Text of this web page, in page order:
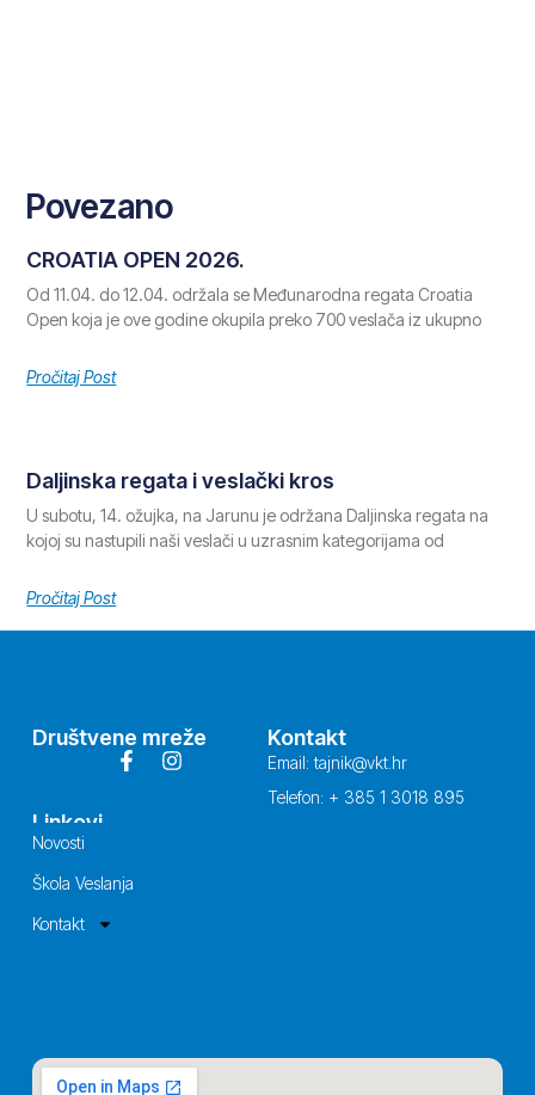
Povezano
CROATIA OPEN 2026.
Od 11.04. do 12.04. održala se Međunarodna regata Croatia
Open koja je ove godine okupila preko 700 veslača iz ukupno
Pročitaj Post
Daljinska regata i veslački kros
U subotu, 14. ožujka, na Jarunu je održana Daljinska regata na
kojoj su nastupili naši veslači u uzrasnim kategorijama od
Pročitaj Post
Društvene mreže Kontakt
Email: tajnik@vkt.hr
Telefon: + 385 1 3018 895
Linkovi
Novosti
Škola Veslanja
Kontakt